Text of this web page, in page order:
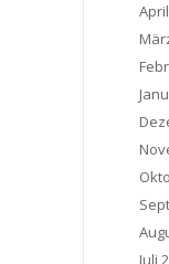
Juli